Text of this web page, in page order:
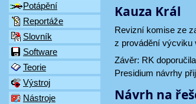
Potápění
Reportáže
Slovník
Software
Teorie
Výstroj
Nástroje
Kauza Král
Revizní komise ze
z provádění výcviku
Závěr: RK
Presidium návrhy
Návrh na